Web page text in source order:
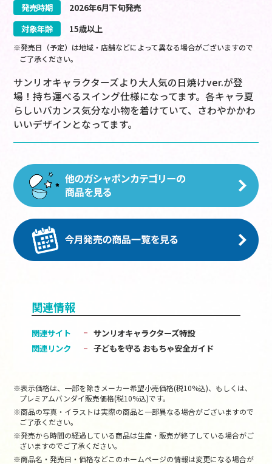
発売時期
2026年6月下旬発売
対象年齢
15歳以上
※発売日（予定）は地域・店舗などによって異なる場合がございますので
ご了承ください。
サンリオキャラクターズより大人気の日焼けver.が登
場！持ち運べるスイング仕様になってます。各キャラ夏
らしいバカンス気分な小物を着けていて、さわやかかわ
いいデザインとなってます。
関連情報
関連サイト
サンリオキャラクターズ特設
関連リンク
子どもを守る おもちゃ安全ガイド
※表示価格は、一部を除きメーカー希望小売価格(税10%込)、もしくは、
プレミアムバンダイ販売価格(税10%込)です。
※商品の写真・イラストは実際の商品と一部異なる場合がございますので
ご了承ください。
※発売から時間の経過している商品は生産・販売が終了している場合がご
ざいますのでご了承ください。
※商品名・発売日・価格などこのホームページの情報は変更になる場合が